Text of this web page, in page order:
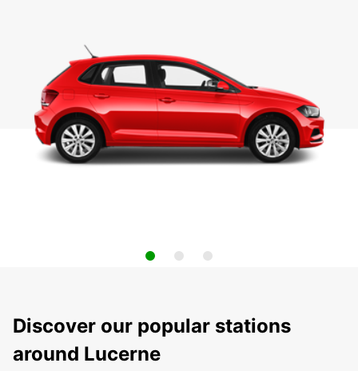
Discover our popular stations
around Lucerne